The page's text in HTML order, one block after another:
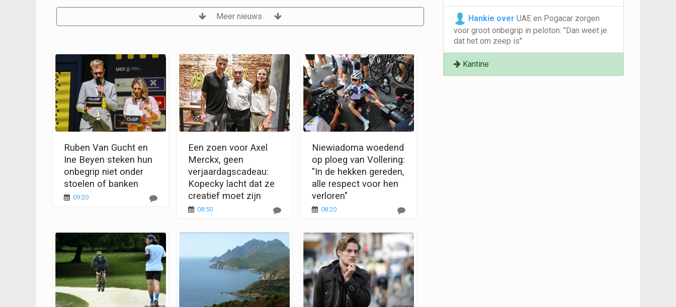
Meer nieuws
Ruben Van Gucht en
Ine Beyen steken hun
onbegrip niet onder
stoelen of banken
09:20
Een zoen voor Axel
Merckx, geen
verjaardagscadeau:
Kopecky lacht dat ze
creatief moet zijn
08:50
Niewiadoma woedend
op ploeg van Vollering:
"In de hekken gereden,
alle respect voor hen
verloren"
08:20
Hankie over UAE en Pogacar zorgen
voor groot onbegrip in peloton: "Dan weet je
dat het om zeep is"
Kantine